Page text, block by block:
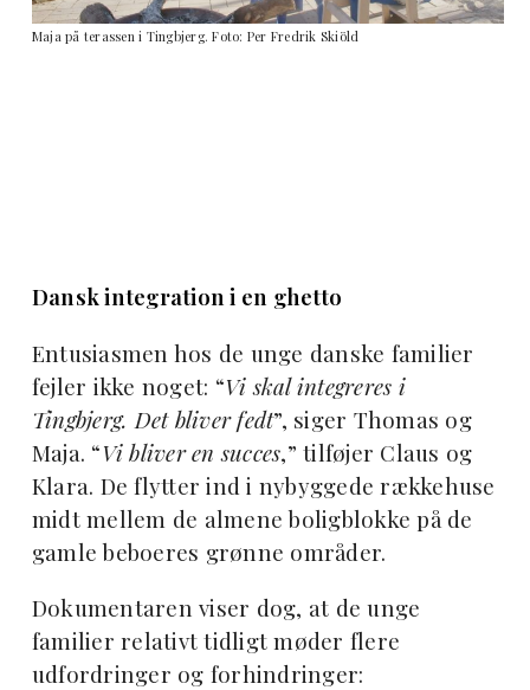
Maja på terassen i Tingbjerg. Foto: Per Fredrik Skiöld
Dansk integration i en ghetto
Entusiasmen hos de unge danske familier
fejler ikke noget: “Vi skal integreres i
Tingbjerg. Det bliver fedt”, siger Thomas og
Maja. “Vi bliver en succes,” tilføjer Claus og
Klara. De flytter ind i nybyggede rækkehuse
midt mellem de almene boligblokke på de
gamle beboeres grønne områder.
Dokumentaren viser dog, at de unge
familier relativt tidligt møder flere
udfordringer og forhindringer: